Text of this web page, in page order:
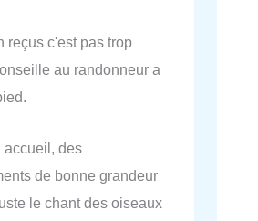
reçus c'est pas trop
au randonneur a
accueil, des
de bonne grandeur
le chant des oiseaux